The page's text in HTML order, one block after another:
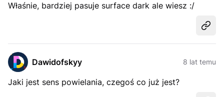
Właśnie, bardziej pasuje surface dark ale wiesz :/
Dawidofskyy 8 lat temu
Jaki jest sens powielania, czegoś co już jest?